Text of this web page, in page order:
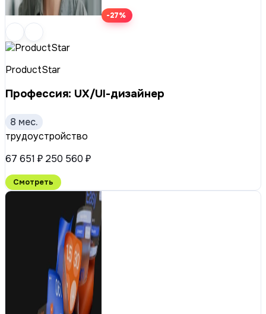
-27%
ProductStar
Профессия: UX/UI-дизайнер
8 мес.
трудоустройство
67 651 ₽ 250 560 ₽
Смотреть